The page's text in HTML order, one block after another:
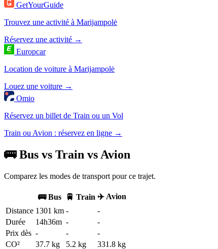
GetYourGuide
Trouvez une activité à Marijampolė
Réservez une activité →
Europcar
Location de voiture à Marijampolė
Louez une voiture →
Omio
Réservez un billet de Train ou un Vol
Train ou Avion : réservez en ligne →
🚌 Bus vs Train vs Avion
Comparez les modes de transport pour ce trajet.
🚌 Bus 🚆 Train ✈️ Avion
Distance 1301 km -
-
Durée
14h36m -
-
Prix dès - -
-
CO²
37.7 kg 5.2 kg
331.8 kg